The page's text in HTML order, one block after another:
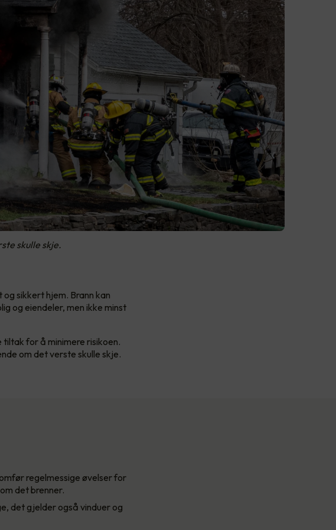
skulle skje.
sikkert hjem. Brann kan
og eiendeler, men ikke minst
for å minimere risikoen.
om det verste skulle skje.
regelmessige øvelser for
det brenner.
det gjelder også vinduer og